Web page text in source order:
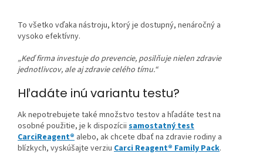
To všetko vďaka nástroju, ktorý je dostupný, nenáročný a
vysoko efektívny.
„Keď firma investuje do prevencie, posilňuje nielen zdravie
jednotlivcov, ale aj zdravie celého tímu.“
Hľadáte inú variantu testu?
Ak nepotrebujete také množstvo testov a hľadáte test na
osobné použitie, je k dispozícii samostatný test
CarciReagent® alebo, ak chcete dbať na zdravie rodiny a
blízkych, vyskúšajte verziu Carci Reagent® Family Pack.